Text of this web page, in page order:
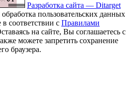
Разработка сайта — Ditarget
пользовательских данных
соответствии с Правилами
на сайте, Вы соглашаетесь с
можете запретить сохранение
браузера.